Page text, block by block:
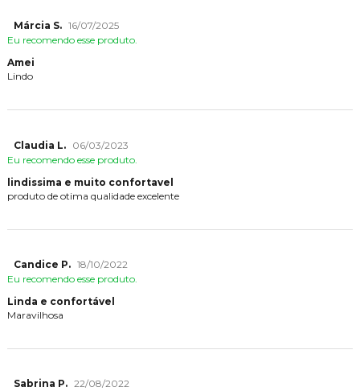
Márcia S. 16/07/2025
Eu recomendo esse produto.
Amei
Lindo
Claudia L.
06/03/2023
Eu recomendo esse produto.
lindissima e muito confortavel
produto de otima qualidade excelente
Candice P. 18/10/2022
Eu recomendo esse produto.
Linda e confortável
Maravilhosa
Sabrina P. 22/08/2022